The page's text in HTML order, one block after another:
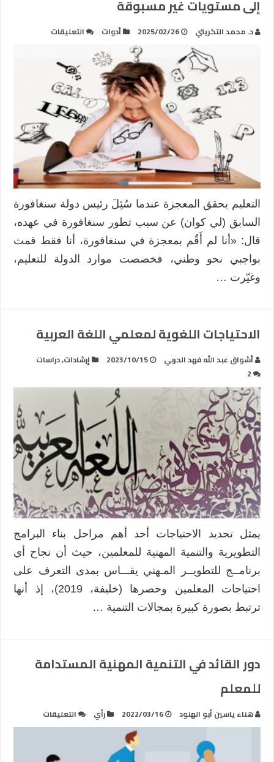
إلى مستويات غير مسبوقة
د. محمد التكريتي 2025/02/26 أدوات التعليقات
الأساتذة
والمعلمين
إلى
مستويات
غير
مسبوقة
مغلقة
التعليم يحقق المعجزة عندما سُئِلَ رئيس دولة سنغافورة
السابق (لي كوان) عن سبب تطور سنغافورة في عهده،
قال: «أنا لم أَقُم بمعجزة في سنغافورة، أنا فقط قمت
بواجبي نحو وطني، فخصصت موارد الدولة للتعليم،
وغيّرت …
الاحتياجات اللغوية لمعلمي اللغة العربية
أشواق عبد الله فهد الحربي 2023/10/15 إرشادات,دراسات
2
يمثل تحديد الاحتياجات أحد أهم مراحل بناء البرامج
التطويرية والتنمية المهنية للمعلمين، حيث أن نجاح أي
برنامــج للتطويــر المـهني يقـــاس بمدى التعرف على
احتياجات المعلمين وحصرها (خليفة، 2019)، إذ أنها
ترتبط بصورة كبيرة بمجالات التنمية …
دور القائد في التنمية المهنية المستدامة
للمعلم
هناء ياسين أبو الهنود 2022/03/16 رأي التعليقات
دور